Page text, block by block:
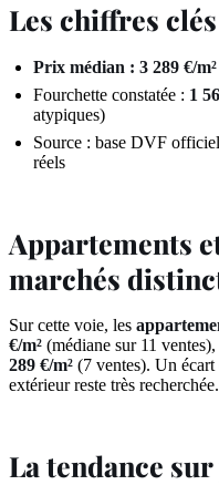
Les chiffres clés
Prix médian : 3 289 €/m²
Fourchette constatée : 1
atypiques)
Source : base DVF
réels
Appartements
marchés
Sur cette voie, les
€/m² (médiane sur 11
289 €/m² (7 ventes). Un
extérieur reste très recherchée.
La tendance